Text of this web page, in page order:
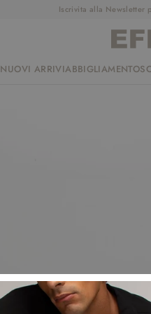
Iscrivita alla Newsletter
NUOVI ARRIVIABBIGLIAMENTO